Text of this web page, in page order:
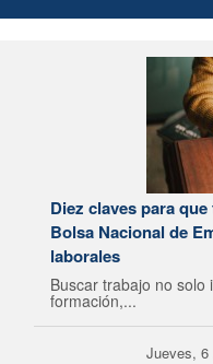
Diez claves para
Bolsa Nacional de
laborales
Buscar trabajo no solo
formación,...
Jueves, 6